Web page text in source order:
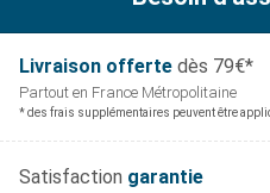
Livraison offerte dès 79€*
Partout en France Métropolitaine
* des frais supplémentaires peuvent être
Satisfaction garantie